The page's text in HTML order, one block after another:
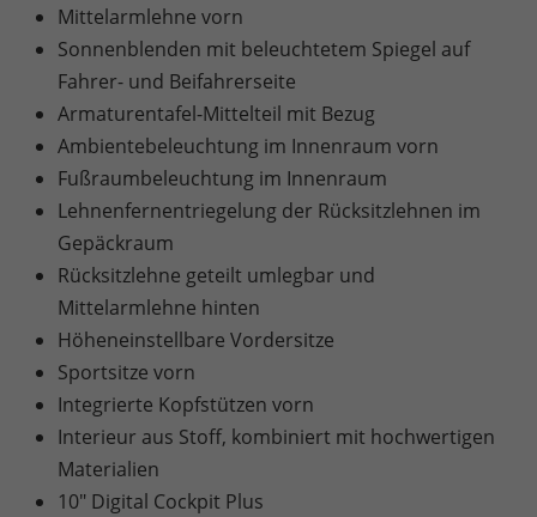
Mittelarmlehne vorn
Sonnenblenden mit beleuchtetem Spiegel auf
Fahrer- und Beifahrerseite
Armaturentafel-Mittelteil mit Bezug
Ambientebeleuchtung im Innenraum vorn
Fußraumbeleuchtung im Innenraum
Lehnenfernentriegelung der Rücksitzlehnen im
Gepäckraum
Rücksitzlehne geteilt umlegbar und
Mittelarmlehne hinten
Höheneinstellbare Vordersitze
Sportsitze vorn
Integrierte Kopfstützen vorn
Interieur aus Stoff, kombiniert mit hochwertigen
Materialien
10" Digital Cockpit Plus